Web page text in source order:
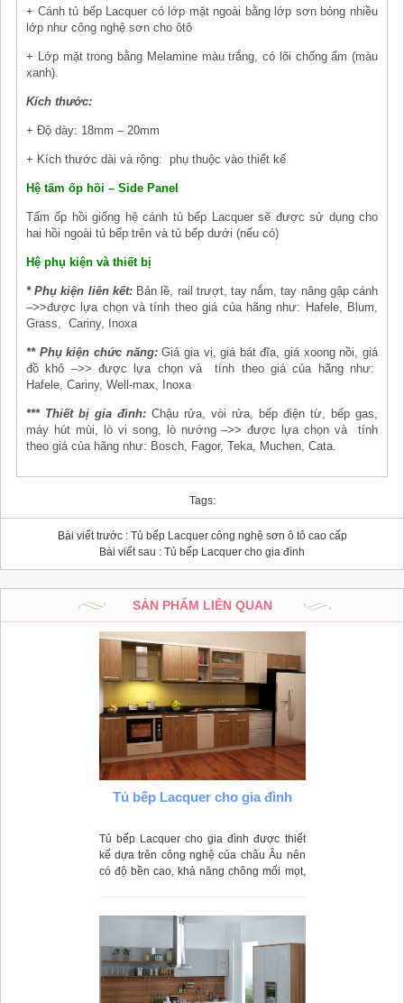
+ Cánh tủ bếp Lacquer có lớp mặt ngoài bằng lớp sơn bóng nhiều
lớp như công nghệ sơn cho ôtô
+ Lớp mặt trong bằng Melamine màu trắng, có lõi chống ẩm (màu
xanh).
Kích thước:
+ Độ dày: 18mm – 20mm
+ Kích thước dài và rộng: phụ thuộc vào thiết kế
Hệ tấm ốp hồi – Side Panel
Tấm ốp hồi giống hệ cánh tủ bếp Lacquer sẽ được sử dụng cho
hai hồi ngoài tủ bếp trên và tủ bếp dưới (nếu có)
Hệ phụ kiện và thiết bị
* Phụ kiện liên kết:Bản lề, rail trượt, tay nắm, tay nâng gập cánh
–>>được lựa chọn và tính theo giá của hãng như: Hafele, Blum,
Grass, Cariny, Inoxa
** Phụ kiện chức năng:Giá gia vị, giá bát đĩa, giá xoong nồi, giá
đồ khô –>> được lựa chọn và tính theo giá của hãng như:
Hafele, Cariny, Well-max, Inoxa
*** Thiết bị gia đình: Chậu rửa, vòi rửa, bếp điện từ, bếp gas,
máy hút mùi, lò vi song, lò nướng –>> được lựa chọn và tính
theo giá của hãng như: Bosch, Fagor, Teka, Muchen, Cata.
Tags:
Bài viết trước :Tủ bếp Lacquer công nghệ sơn ô tô cao cấp
Bài viết sau : Tủ bếp Lacquer cho gia đình
SẢN PHẨM LIÊN QUAN
Tủ bếp Lacquer cho gia đình
Tủ bếp Lacquer cho gia đình được thiết
kế dựa trên công nghệ của châu Âu nên
có độ bền cao, khả năng chông mối mọt,